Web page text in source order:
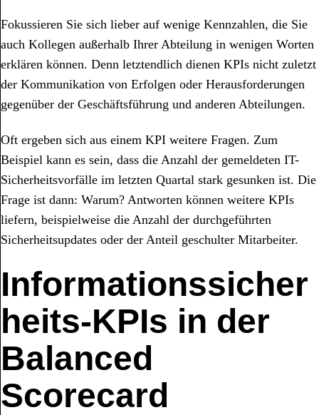
Fokussieren Sie sich lieber auf wenige Kennzahlen, die Sie
auch Kollegen außerhalb Ihrer Abteilung in wenigen Worten
erklären können. Denn letztendlich dienen KPIs nicht zuletzt
der Kommunikation von Erfolgen oder Herausforderungen
gegenüber der Geschäftsführung und anderen Abteilungen.
Oft ergeben sich aus einem KPI weitere Fragen. Zum
Beispiel kann es sein, dass die Anzahl der gemeldeten IT-
Sicherheitsvorfälle im letzten Quartal stark gesunken ist. Die
Frage ist dann: Warum? Antworten können weitere KPIs
liefern, beispielweise die Anzahl der durchgeführten
Sicherheitsupdates oder der Anteil geschulter Mitarbeiter.
Informationssicher
heits-KPIs in der
Balanced
Scorecard